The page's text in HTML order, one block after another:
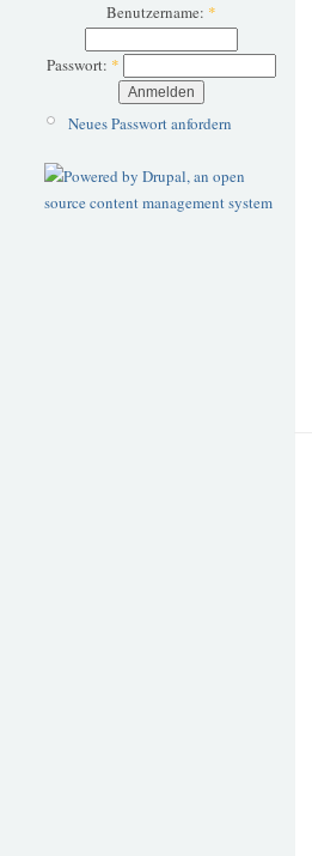
Benutzername: *
Passwort: *
Neues Passwort anfordern